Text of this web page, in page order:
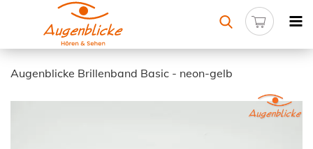
Augenblicke Brillenband Basic - neon-gelb